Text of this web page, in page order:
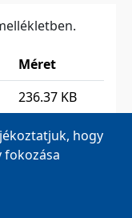
Méret
236.37 KB
hogy
fokozása